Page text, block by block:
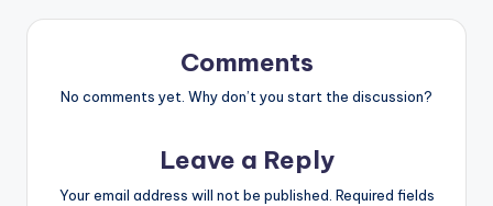
Comments
No comments yet. Why don’t you start the discussion?
Leave a Reply
Your email address will not be published. Required fields